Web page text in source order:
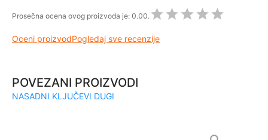
Prosečna ocena ovog proizvoda je: 0.00.
Oceni proizvodPogledaj sve recenzije
POVEZANI PROIZVODI
NASADNI KLJUČEVI DUGI